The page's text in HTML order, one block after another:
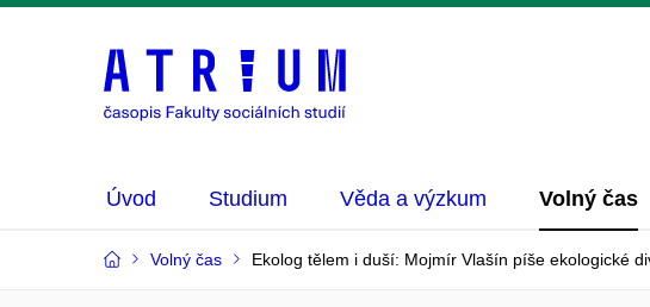
Úvod Studium Věda a výzkum Volný čas
Volný čas Ekolog tělem i duší: Mojmír Vlašín píše ekologické